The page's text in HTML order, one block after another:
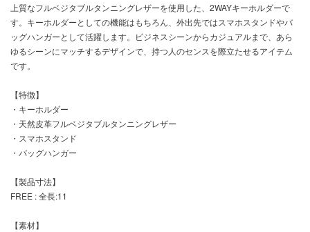
上質なフルベジタブルタンニングレザーを使用した、2WAYキーホルダーで
す。キーホルダーとしての機能はもちろん、外出先ではスマホスタンドやバ
ッグハンガーとして活躍します。ビジネスシーンからカジュアルまで、あら
ゆるシーンにマッチするデザインで、持つ人のセンスを際立たせるアイテム
です。
【特徴】
・キーホルダー
・天然皮革フルベジタブルタンニングレザー
・スマホスタンド
・バッグハンガー
【製品寸法】
FREE : 全長:11
【素材】